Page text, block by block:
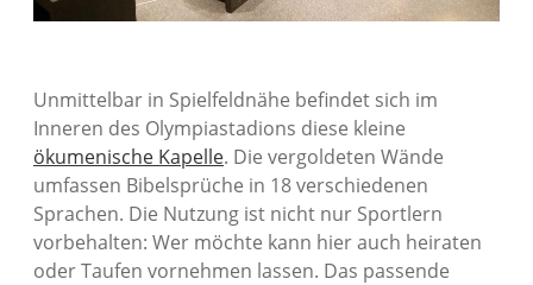
Unmittelbar in Spielfeldnähe befindet sich im
Inneren des Olympiastadions diese kleine
ökumenische Kapelle. Die vergoldeten Wände
umfassen Bibelsprüche in 18 verschiedenen
Sprachen. Die Nutzung ist nicht nur Sportlern
vorbehalten: Wer möchte kann hier auch heiraten
oder Taufen vornehmen lassen. Das passende